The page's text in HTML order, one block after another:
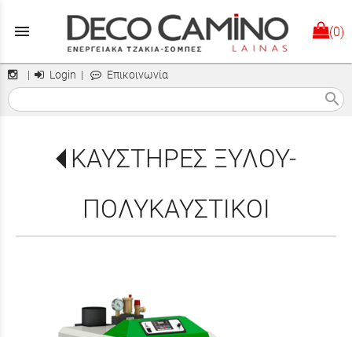
menu (0)
| Login | Επικοινωνία
search
ΚΑΥΣΤΗΡΕΣ ΞΥΛΟΥ-
ΠΟΛΥΚΑΥΣΤΙΚΟΙ